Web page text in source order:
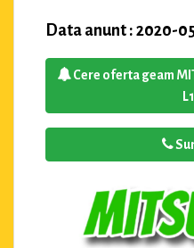
Data anunt : 2020-
Cere oferta geam